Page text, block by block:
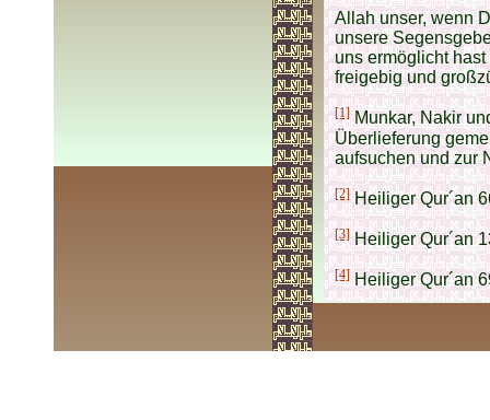
Allah unser, wenn
unsere
uns ermöglicht
freigebig und
[1]Munkar, Nakir
Überlieferung
aufsuchen und zur
[2]Heiliger Qur´an
[3]Heiliger Qur´an
[4]Heiliger Qur´an